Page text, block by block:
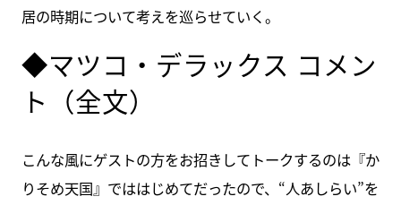
居の時期について考えを巡らせていく。
◆マツコ・デラックス コメン
ト（全文）
こんな風にゲストの方をお招きしてトークするのは『か
りそめ天国』でははじめてだったので、“人あしらい”を